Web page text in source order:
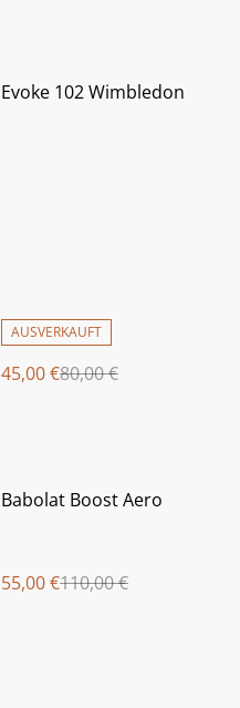
%
Evoke 102 Wimbledon
AUSVERKAUFT
45,00 €80,00 €
%
Babolat Boost Aero
55,00 €110,00 €